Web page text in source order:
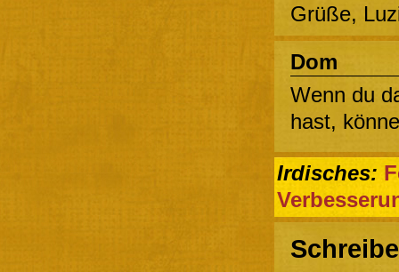
Grüße,
Dom
Wenn du
hast,
Irdisches: